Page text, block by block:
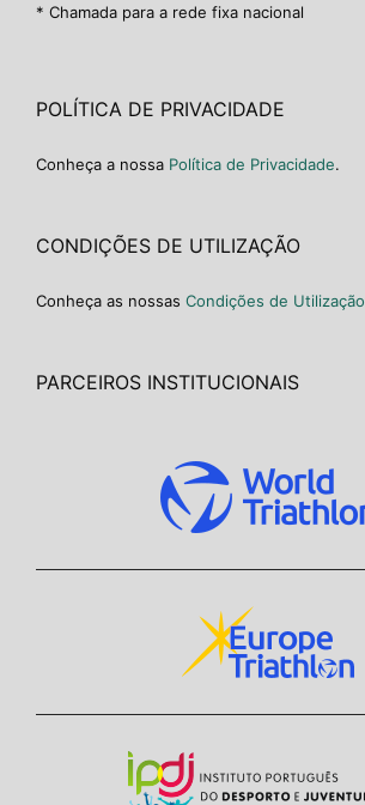
* Chamada para a rede fixa nacional
POLÍTICA DE PRIVACIDADE
Conheça a nossa Política de Privacidade.
CONDIÇÕES DE UTILIZAÇÃO
Conheça as nossas Condições de Utilização
PARCEIROS INSTITUCIONAIS